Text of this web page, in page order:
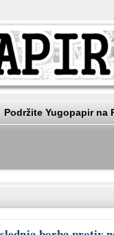
Podržite Yugopapir na